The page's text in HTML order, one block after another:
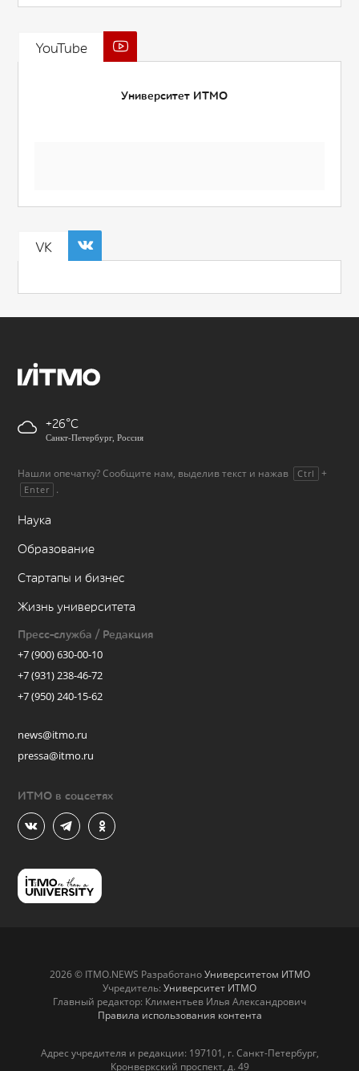
YouTube
Университет ИТМО
VK
+26
Санкт-Петербург, Россия
Нашли опечатку? Сообщите нам, выделив текст и нажав Ctrl +
Enter .
Наука
Образование
Стартапы и бизнес
Жизнь университета
Пресс-служба / Редакция
+7 (900) 630-00-10
+7 (931) 238-46-72
+7 (950) 240-15-62
news@itmo.ru
pressa@itmo.ru
ИТМО в соцсетях
2026 © ITMO.NEWS РазработаноУниверситетом ИТМО
Учредитель: Университет ИТМО
Главный редактор: Климентьев Илья Александрович
Правила использования контента
Адрес учредителя и редакции: 197101, г. Санкт-Петербург,
Кронверкский проспект, д. 49